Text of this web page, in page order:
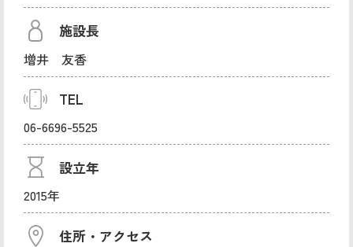
施設長
増井 友香
TEL
06-6696-5525
設立年
2015年
住所・アクセス